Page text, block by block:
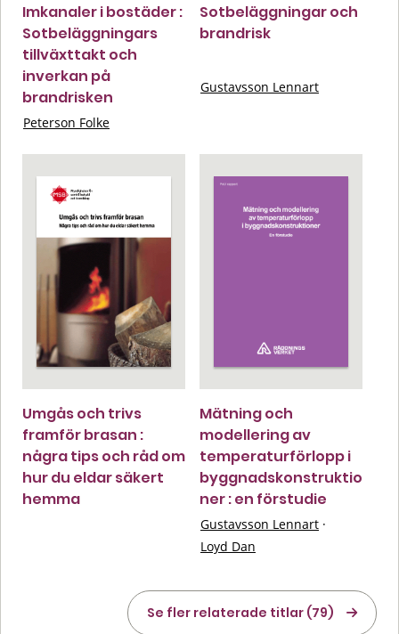
Imkanaler i bostäder :
Sotbeläggningars
tillväxttakt och
inverkan på
brandrisken
Peterson Folke
Sotbeläggningar och
brandrisk
Gustavsson Lennart
Umgås och trivs
framför brasan :
några tips och råd om
hur du eldar säkert
hemma
Mätning och
modellering av
temperaturförlopp i
byggnadskonstruktio
ner : en förstudie
Gustavsson Lennart ·
Loyd Dan
Se fler relaterade titlar (79)